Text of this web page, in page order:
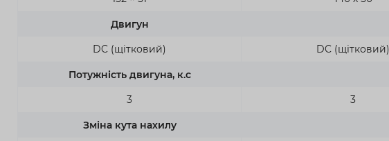
Двигун
DC (щітковий)
Потужність двигуна, к.с
3
Зміна кута нахилу
DC (щітковий)
3